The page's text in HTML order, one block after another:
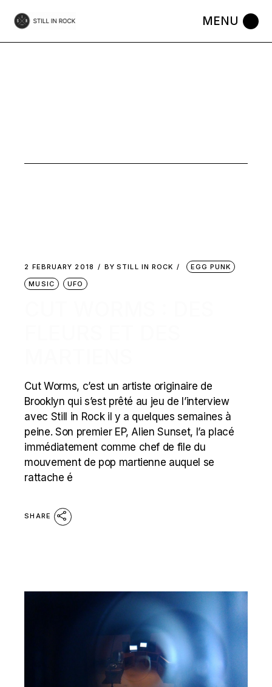
the
2 FEBRUARY 2018 BY STILL IN ROCK
EGG PUNK
MUSIC
UFO
Cut Worms, c’est un artiste originaire de
Brooklyn qui s’est prêté au jeu de l’interview
avec Still in Rock il y a quelques semaines à
peine. Son premier EP, Alien Sunset, l’a placé
immédiatement comme chef de file du
mouvement de pop martienne auquel se
rattache é
SHARE